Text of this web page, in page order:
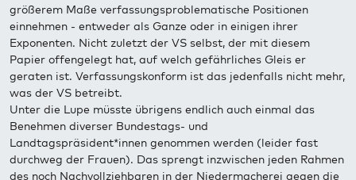
größerem Maße verfassungsproblematische Positionen
einnehmen - entweder als Ganze oder in einigen ihrer
Exponenten. Nicht zuletzt der VS selbst, der mit diesem
Papier offengelegt hat, auf welch gefährliches Gleis er
geraten ist. Verfassungskonform ist das jedenfalls nicht mehr,
was der VS betreibt.
Unter die Lupe müsste übrigens endlich auch einmal das
Benehmen diverser Bundestags- und
Landtagspräsident*innen genommen werden (leider fast
durchweg der Frauen). Das sprengt inzwischen jeden Rahmen
des noch Nachvollziehbaren in der Niedermacherei gegen die